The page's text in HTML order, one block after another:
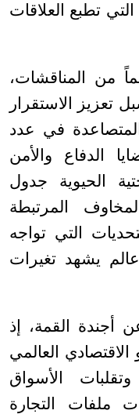
تطبع العلاقات
من المناقشات،
الاستقرار
المتصاعدة في عدد
الدفاع والأمن
الحيوية جدول
المرتبطة
التي تواجه
عالم يشهد تغيرات
أجندة القمة، إذ
العالمي
الأسواق
ملفات التجارة